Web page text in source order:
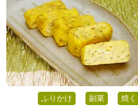
ふりかけ 副菜 焼く